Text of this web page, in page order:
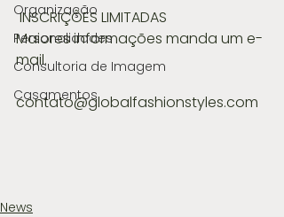
Organização
Personalidades
Consultoria de Imagem
Casamentos
INSCRIÇÕES LIMITADAS
Maiores informações manda um e-
mail.
contato@globalfashionstyles.com
News